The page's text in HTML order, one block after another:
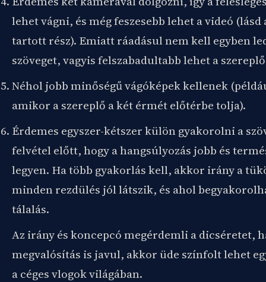
lehet vágni, és még feszesebb lehet a videó
tartott rész). Emiatt ráadásul nem kell egyben
szöveget, vagyis felszabadultabb lehet a
Néhol jobb minőségű vágóképek kellenek
amikor a szereplő a két érmét előtérbe tolja).
Érdemes egyszer-kétszer külön gyakorolni a
felvétel előtt, hogy a hangsúlyozás jobb és
legyen. Ha több gyakorlás kell, akkor irány a
minden rezdülés jól látszik, és ahol
tálalás.
Az irány és koncepcó megérdemli a dicséretet,
megvalósítás is javul, akkor üde színfolt lehet
a céges vlogok világában.